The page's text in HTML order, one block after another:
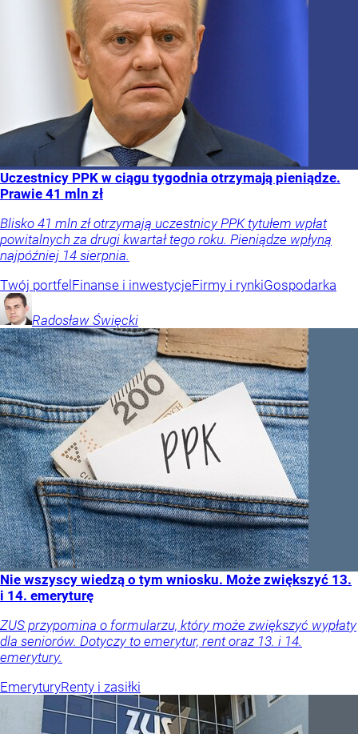
Uczestnicy PPK w ciągu tygodnia otrzymają pieniądze.
Prawie 41 mln zł
Blisko 41 mln zł otrzymają uczestnicy PPK tytułem wpłat
powitalnych za drugi kwartał tego roku. Pieniądze wpłyną
najpóźniej 14 sierpnia.
Twój portfel Finanse i inwestycjeFirmy i rynkiGospodarka
Radosław Święcki
Nie wszyscy wiedzą o tym wniosku. Może zwiększyć 13.
i 14. emeryturę
ZUS przypomina o formularzu, który może zwiększyć wypłaty
dla seniorów. Dotyczy to emerytur, rent oraz 13. i 14.
emerytury.
EmeryturyRenty i zasiłki